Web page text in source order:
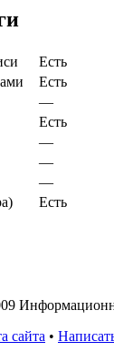
Есть
Есть
—
Есть
—
—
—
Есть
сайта •